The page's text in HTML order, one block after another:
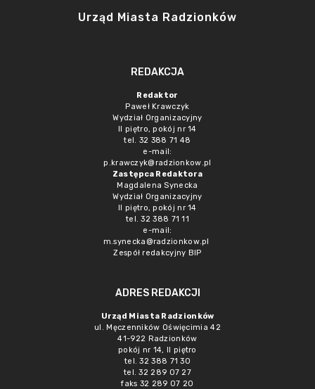
Urząd Miasta Radzionków
REDAKCJA
Redaktor
Paweł Krawczyk
Wydział Organizacyjny
II piętro, pokój nr 14
tel. 32 388 71 48
e-mail:
p.krawczyk@radzionkow.pl
Zastępca Redaktora
Magdalena Synecka
Wydział Organizacyjny
II piętro, pokój nr 14
tel. 32 388 71 11
e-mail:
m.synecka@radzionkow.pl
Zespół redakcyjny BIP
ADRES REDAKCJI
Urząd Miasta Radzionków
ul. Męczenników Oświęcimia 42
41-922 Radzionków
pokój nr 14, II piętro
tel. 32 388 71 30
tel. 32 289 07 27
faks 32 289 07 20